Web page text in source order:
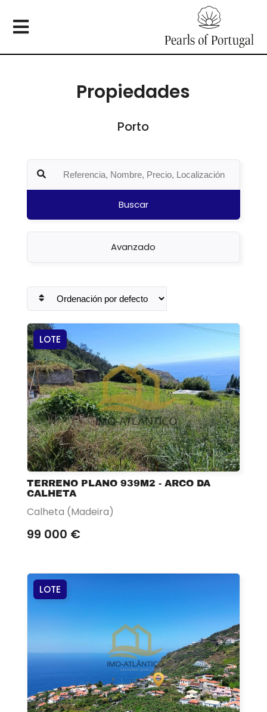
Propiedades
Porto
Buscar
Avanzado
LOTE
TERRENO PLANO 939M2 - ARCO DA
CALHETA
Calheta (Madeira)
99 000 €
LOTE